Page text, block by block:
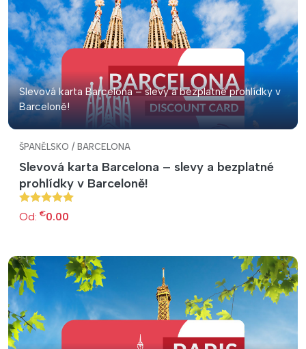
Slevová karta Barcelona – slevy a bezplatné prohlídky v
Barceloně!
ŠPANĚLSKO / BARCELONA
Slevová karta Barcelona – slevy a bezplatné
prohlídky v Barceloně!
Od: €0.00